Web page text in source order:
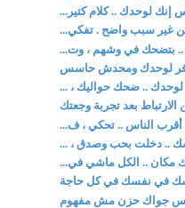
لوحدك .. كلام كتير...
غير سبب واضح . تفكي...
بتضحك في وشهم ، وت...
لوحدك ومحدش حاسس
.. ضحك حواليك ، ...
بعد تجربة وجعتك
الناس .. تحكي ، ف...
.. دخلت بحب وصدق ، ...
مكان .. الكل ماشي في...
في نفسك في كل حاجة
بس جواك حزن مش مفهوم